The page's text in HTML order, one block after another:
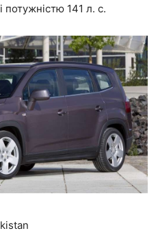
потужністю 141 л. с.